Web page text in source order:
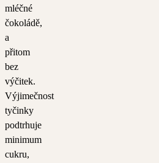
mléčné
čokoládě,
a
přitom
bez
výčitek.
Výjimečnost
tyčinky
podtrhuje
minimum
cukru,